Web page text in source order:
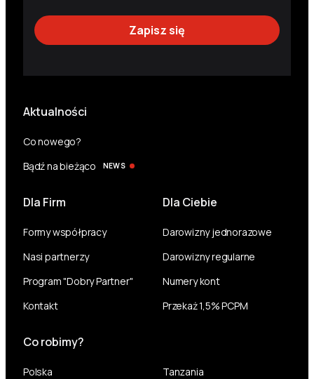
Aktualności
Co nowego?
Bądź na bieżąco
NEWS
Dla Firm
Formy współpracy
Nasi partnerzy
Program "Dobry Partner"
Kontakt
Dla Ciebie
Darowizny jednorazowe
Darowizny regularne
Numery kont
Przekaż 1,5% PCPM
Co robimy?
Polska
Tanzania